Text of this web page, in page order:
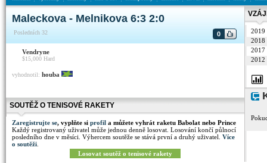
Maleckova - Melnikova 6:3 2:0
Posledních 32 0
Vendryne
$15,000 Hard
vyhodnotil: houba
SOUTĚŽ O TENISOVÉ RAKETY
Zaregistrujte se, vyplňte si profil a můžete vyhrát raketu Babolat nebo Prince
Každý registrovaný uživatel může jednou denně losovat. Losování končí půlnocí
posledního dne v měsíci. Výhercem soutěže se stává první a druhý uživatel. Více
o soutěži
Losovat soutěž o tenisové rakety
2019
2018
2017
2012